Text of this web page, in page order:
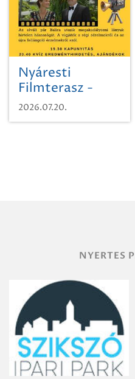
Nyáresti
Filmterasz -
Beugró a
Paradicsomba
2026.07.20.
NYERTES